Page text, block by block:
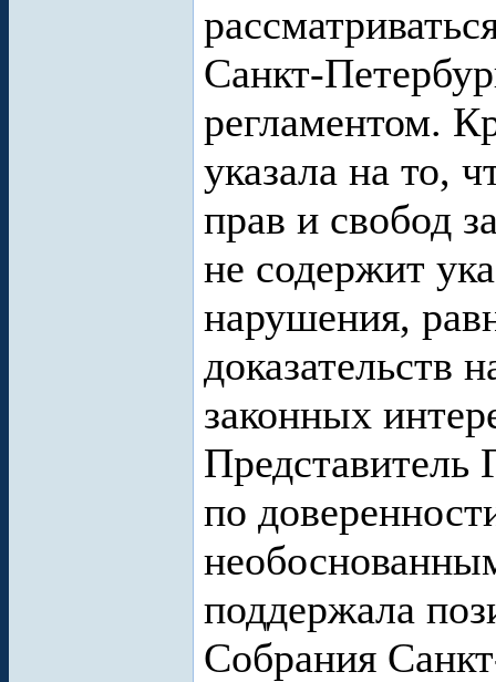
Санкт-
регламентом.
указала на то,
прав и свобод
не содержит
нарушения,
доказательств
законных
Представитель
по
поддержала
Собрания